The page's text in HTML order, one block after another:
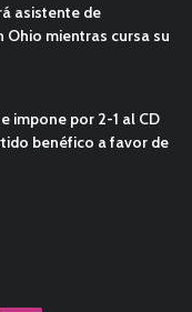
asistente de
mientras cursa su
impone por 2-1 al CD
benéfico a favor de